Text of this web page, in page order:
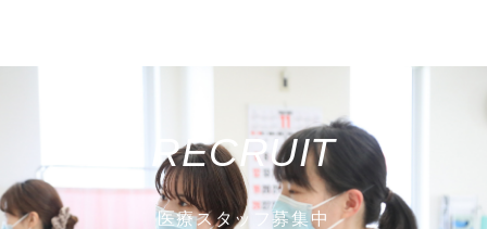
RECRUIT
医療スタッフ募集中